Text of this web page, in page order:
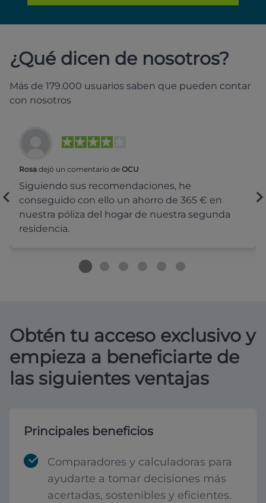
¿Qué dicen de nosotros?
Más de 179.000 usuarios saben que pueden contar
con nosotros
Rosa dejó un comentario de OCU
Siguiendo sus recomendaciones, he
conseguido con ello un ahorro de 365 € en
nuestra póliza del hogar de nuestra segunda
residencia.
Obtén tu acceso exclusivo y
empieza a beneficiarte de
las siguientes ventajas
Principales beneficios
Comparadores y calculadoras para
ayudarte a tomar decisiones más
acertadas, sostenibles y eficientes.